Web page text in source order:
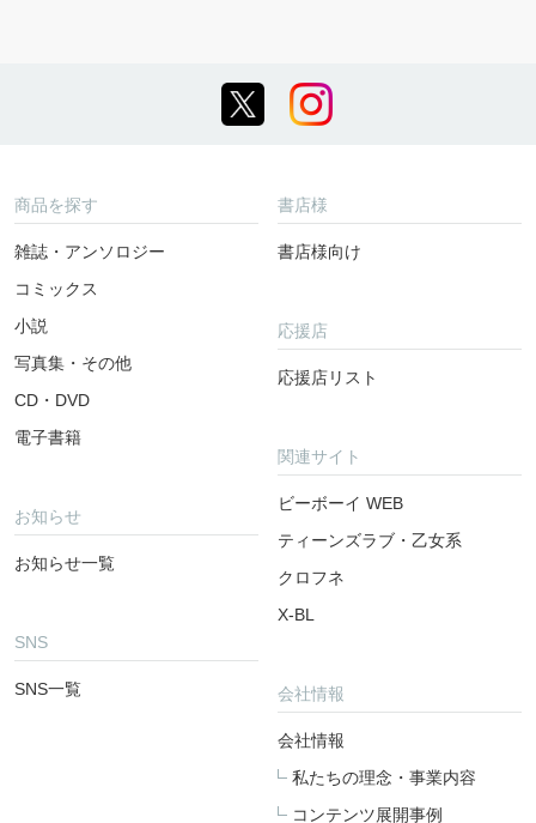
商品を探す
雑誌・アンソロジー
コミックス
小説
写真集・その他
CD・DVD
電子書籍
お知らせ
お知らせ一覧
SNS
SNS一覧
書店様
書店様向け
応援店
応援店リスト
関連サイト
ビーボーイ WEB
ティーンズラブ・乙女系
クロフネ
X-BL
会社情報
会社情報
私たちの理念・事業内容
コンテンツ展開事例